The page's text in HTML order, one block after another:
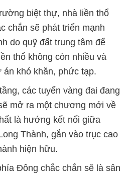
biệt thự, nhà liền thổ
chắn sẽ phát triển mạnh
do quỹ đất trung tâm để
thổ không còn nhiều và
khó khăn, phức tạp.
các tuyến vàng đai đang
mở ra một chương mới về
là hướng kết nối giữa
Thành, gắn vào trục cao
hiện hữu.
Đông chắc chắn sẽ là sân